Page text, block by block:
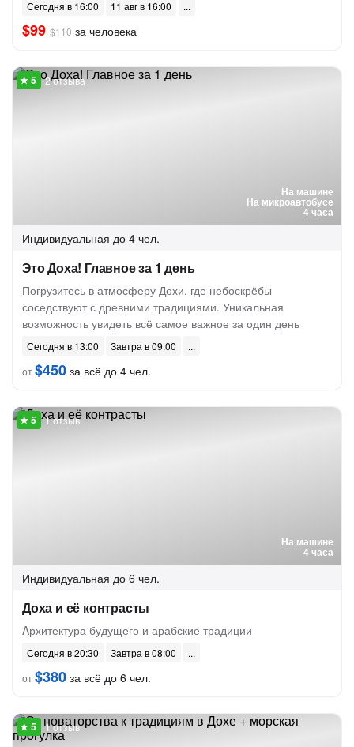
Сегодня в 16:00 11 авг в 16:00
$99 $110 за человека
На машине
На микроавтобусе
4 часа
2 отзыва
Индивидуальная до 4 чел.
Это Доха! Главное за 1 день
Погрузитесь в атмосферу Дохи, где небоскрёбы
соседствуют с древними традициями. Уникальная
возможность увидеть всё самое важное за один день
Сегодня в 13:00
Завтра в 09:00
от$450 за всё до 4 чел.
На машине
4 часа
1 отзыв
Индивидуальная до 6 чел.
Доха и её контрасты
Aрхитектура будущего и арабские традиции
Сегодня в 20:30
Завтра в 08:00
от$380 за всё до 6 чел.
1 отзыв